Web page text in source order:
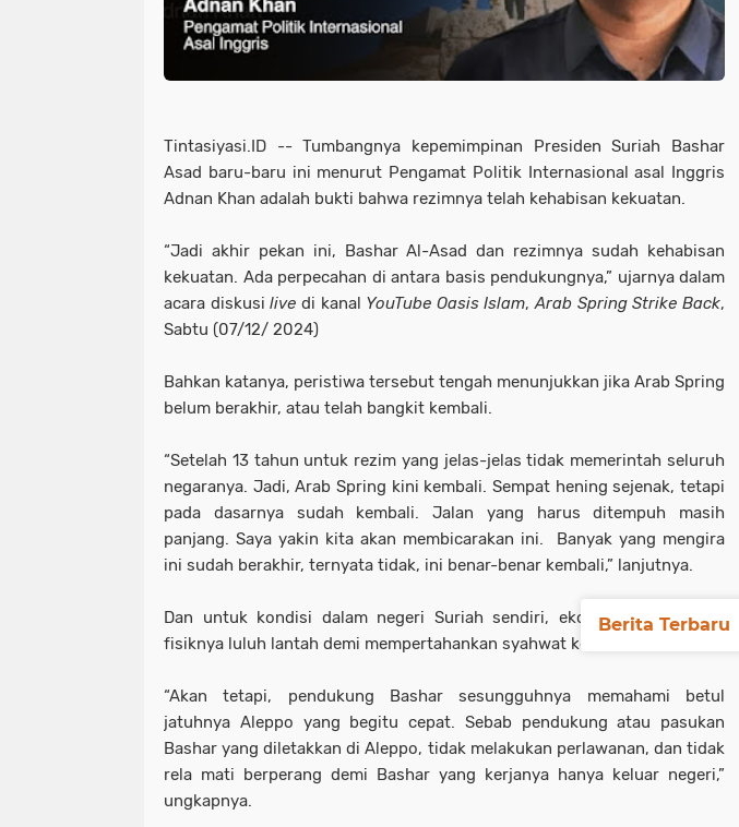
Tintasiyasi.ID --Tumbangnya kepemimpinan Presiden Suriah Bashar
Asad baru-baru ini menurut Pengamat Politik Internasional asal Inggris
Adnan Khan adalah bukti bahwa rezimnya telah kehabisan kekuatan.
“Jadi akhir pekan ini, Bashar Al-Asad dan rezimnya sudah kehabisan
kekuatan. Ada perpecahan di antara basis pendukungnya,” ujarnya dalam
acara diskusilive di kanal YouTube Oasis Islam,Arab Spring Strike Back,
Sabtu (07/12/ 2024)
Bahkan katanya, peristiwa tersebut tengah menunjukkan jika Arab Spring
belum berakhir, atau telah bangkit kembali.
“Setelah 13 tahun untuk rezim yang jelas-jelas tidak memerintah seluruh
negaranya. Jadi, Arab Spring kini kembali. Sempat hening sejenak, tetapi
pada dasarnya sudah kembali. Jalan yang harus ditempuh masih
panjang. Saya yakin kita akan membicarakan ini.
Banyak yang mengira
ini sudah berakhir, ternyata tidak, ini benar-benar kembali,” lanjutnya.
Dan untuk kondisi dalam negeri Suriah sendiri, ekonomi hancur dan
fisiknya luluh lantah demi mempertahankan syahwat kekuasaan.
“Akan tetapi, pendukung Bashar sesungguhnya memahami betul
jatuhnya Aleppo yang begitu cepat. Sebab pendukung atau pasukan
Bashar yang diletakkan di Aleppo, tidak melakukan perlawanan, dan tidak
rela mati berperang demi Bashar yang kerjanya hanya keluar negeri,”
ungkapnya.
Berita Terbaru